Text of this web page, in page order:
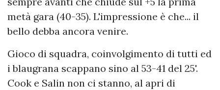
metà gara (40-35). L'impressione è che... il
bello debba ancora venire.
Gioco di squadra, coinvolgimento di tutti ed
i blaugrana scappano sino al 53-41 del 25'.
Cook e Salin non ci stanno, al apri di